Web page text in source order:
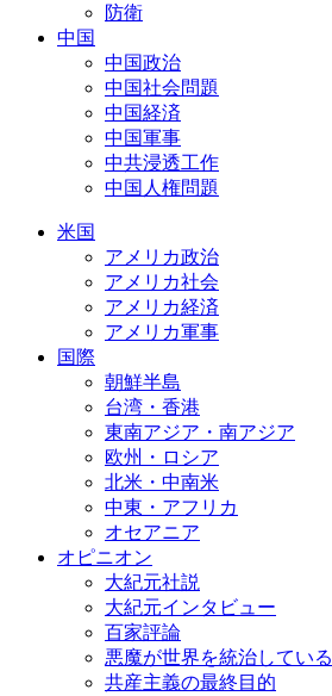
防衛
中国
中国政治
中国社会問題
中国経済
中国軍事
中共浸透工作
中国人権問題
米国
アメリカ政治
アメリカ社会
アメリカ経済
アメリカ軍事
国際
朝鮮半島
台湾・香港
東南アジア・南アジア
欧州・ロシア
北米・中南米
中東・アフリカ
オセアニア
オピニオン
大紀元社説
大紀元インタビュー
百家評論
悪魔が世界を統治している
共産主義の最終目的